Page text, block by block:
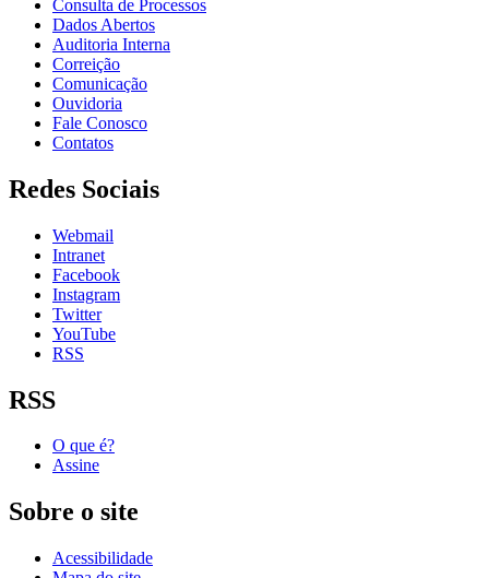
Consulta de Processos
Dados Abertos
Auditoria Interna
Correição
Comunicação
Ouvidoria
Fale Conosco
Contatos
Redes Sociais
Webmail
Intranet
Facebook
Instagram
Twitter
YouTube
RSS
RSS
O que é?
Assine
Sobre o site
Acessibilidade